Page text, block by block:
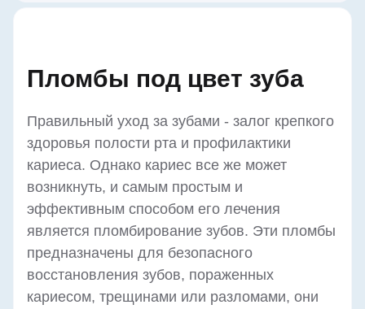
Пломбы под цвет зуба
Правильный уход за зубами - залог крепкого
здоровья полости рта и профилактики
кариеса. Однако кариес все же может
возникнуть, и самым простым и
эффективным способом его лечения
является пломбирование зубов. Эти пломбы
предназначены для безопасного
восстановления зубов, пораженных
кариесом, трещинами или разломами, они